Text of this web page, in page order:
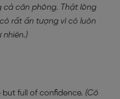
cả căn phòng. Thật lòng
rất ấn tượng vì cô luôn
nhiên.)
but full of confidence. (Cô